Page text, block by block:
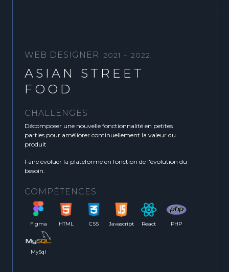
WEB DESIGNER 2021 ~ 2022
ASIAN STREET
FOOD
CHALLENGES
Décomposer une nouvelle fonctionnalité en petites
parties pour améliorer continuellement la valeur du
produit
Faire évoluer la plateforme en fonction de l'évolution du
besoin.
COMPÉTENCES
Figma HTML CSS Javascript React PHP
MySql